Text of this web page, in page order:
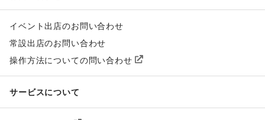
イベント出店のお問い合わせ
常設出店のお問い合わせ
操作方法についての問い合わせ
サービスについて